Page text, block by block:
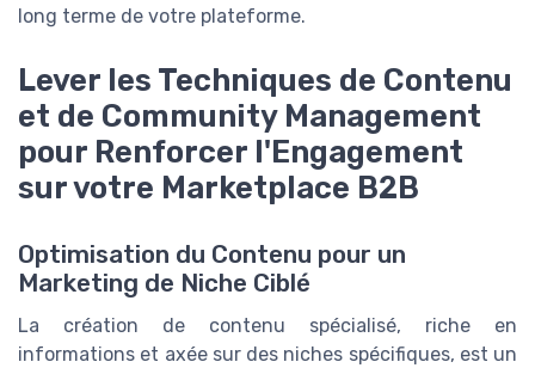
long terme de votre plateforme.
Lever les Techniques de Contenu
et de Community Management
pour Renforcer l'Engagement
sur votre Marketplace B2B
Optimisation du Contenu pour un
Marketing de Niche Ciblé
La création de contenu spécialisé, riche en
informations et axée sur des niches spécifiques, est un